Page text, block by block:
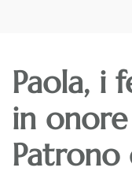
Paola, i
in
Patrono